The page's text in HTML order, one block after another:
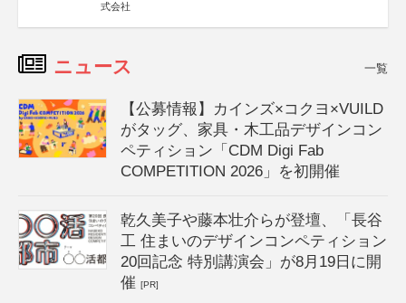
式会社
ニュース 一覧
【公募情報】カインズ×コクヨ×VUILD
がタッグ、家具・木工品デザインコン
ペティション「CDM Digi Fab
COMPETITION 2026」を初開催
乾久美子や藤本壮介らが登壇、「長谷
工 住まいのデザインコンペティション
20回記念 特別講演会」が8月19日に開
催[PR]